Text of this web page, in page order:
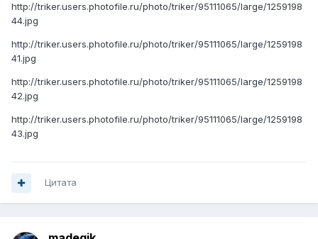
http://triker.users.photofile.ru/photo/triker/95111065/large/1259198
44.jpg
http://triker.users.photofile.ru/photo/triker/95111065/large/1259198
41.jpg
http://triker.users.photofile.ru/photo/triker/95111065/large/1259198
42.jpg
http://triker.users.photofile.ru/photo/triker/95111065/large/1259198
43.jpg
Цитата